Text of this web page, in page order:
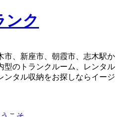
、新座市、朝霞市、志木駅か
型のトランクルーム、レンタル
ンタル収納をお探しならイージ